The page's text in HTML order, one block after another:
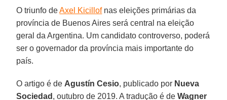
O triunfo deAxel Kicillofnas eleições primárias da
província de Buenos Aires será central na eleição
geral da Argentina. Um candidato controverso, poderá
ser o governador da província mais importante do
país.
O artigo é de Agustín Cesio, publicado por Nueva
Sociedad , outubro de 2019. A tradução é deWagner